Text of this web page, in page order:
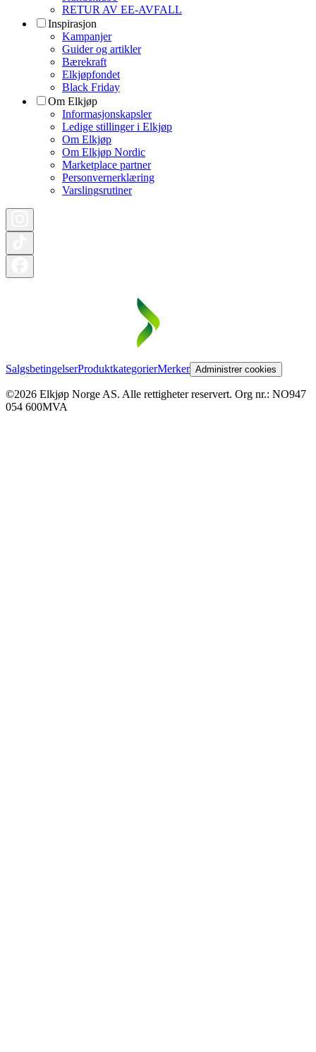
RETUR AV EE-AVFALL
Inspirasjon
Kampanjer
Guider og artikler
Bærekraft
Elkjøpfondet
Black Friday
Om Elkjøp
Informasjonskapsler
Ledige stillinger i Elkjøp
Om Elkjøp
Om Elkjøp Nordic
Marketplace partner
Personvernerklæring
Varslingsrutiner
SalgsbetingelserProduktkategorierMerker Administrer cookies
©2026 Elkjøp Norge AS. Alle rettigheter reservert. Org nr.: NO947
054 600MVA